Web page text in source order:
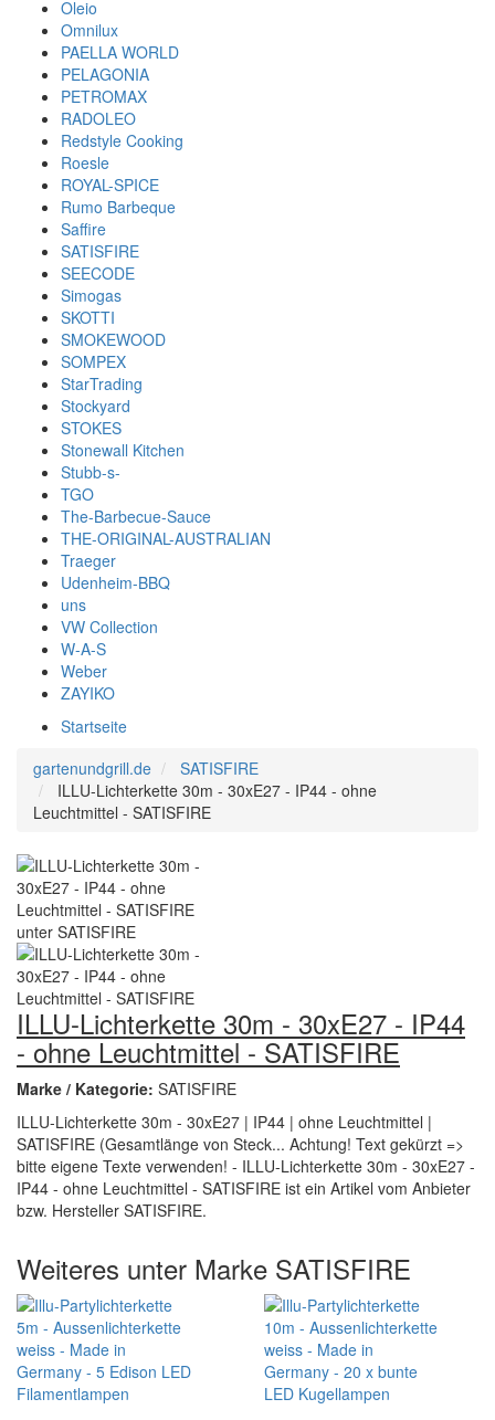
Oleio
Omnilux
PAELLA WORLD
PELAGONIA
PETROMAX
RADOLEO
Redstyle Cooking
Roesle
ROYAL-SPICE
Rumo Barbeque
Saffire
SATISFIRE
SEECODE
Simogas
SKOTTI
SMOKEWOOD
SOMPEX
StarTrading
Stockyard
STOKES
Stonewall Kitchen
Stubb-s-
TGO
The-Barbecue-Sauce
THE-ORIGINAL-AUSTRALIAN
Traeger
Udenheim-BBQ
uns
VW Collection
W-A-S
Weber
ZAYIKO
Startseite
gartenundgrill.de
SATISFIRE
ILLU-Lichterkette 30m - 30xE27 - IP44 - ohne
Leuchtmittel - SATISFIRE
ILLU-Lichterkette 30m - 30xE27 - IP44
- ohne Leuchtmittel - SATISFIRE
Marke / Kategorie: SATISFIRE
ILLU-Lichterkette 30m - 30xE27 | IP44 | ohne Leuchtmittel |
SATISFIRE (Gesamtlänge von Steck... Achtung! Text gekürzt =>
bitte eigene Texte verwenden! - ILLU-Lichterkette 30m - 30xE27 -
IP44 - ohne Leuchtmittel - SATISFIRE ist ein Artikel vom Anbieter
bzw. Hersteller SATISFIRE.
Weiteres unter Marke SATISFIRE